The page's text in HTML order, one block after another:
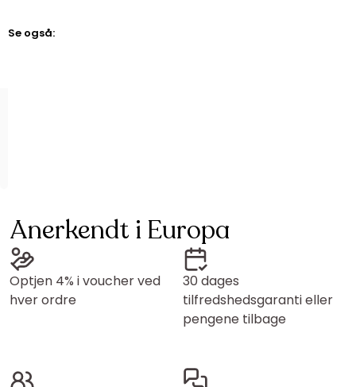
Se også:
Anerkendt i Europa
Optjen 4% i voucher ved
hver ordre
30 dages
tilfredshedsgaranti eller
pengene tilbage